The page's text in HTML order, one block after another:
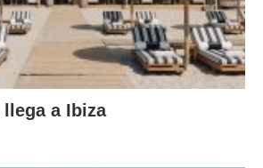
a Ibiza